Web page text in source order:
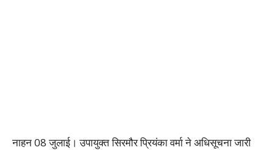
नाहन 08 जुलाई। उपायुक्त सिरमौर प्रियंका वर्मा ने अधिसूचना जारी